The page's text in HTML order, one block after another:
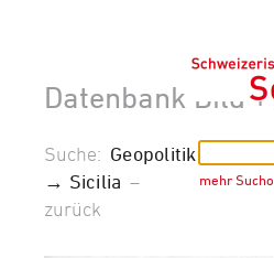
Datenbank Bild +
mehr
Suche: Geopolitik
→ Sicilia –
zurück